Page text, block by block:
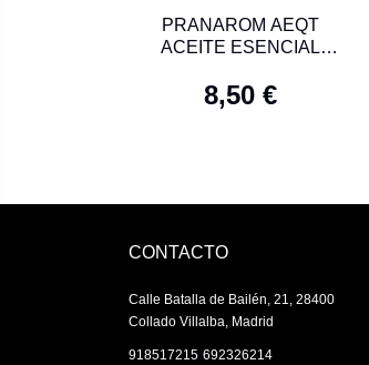
PRANAROM AEQT
ACEITE ESENCIAL
10ML
8,50 €
CONTACTO
Calle Batalla de Bailén, 21, 28400
Collado Villalba, Madrid
918517215 692326214